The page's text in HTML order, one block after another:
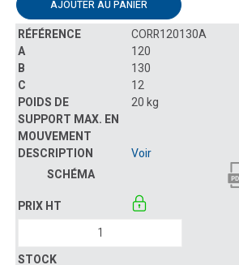
AJOUTER AU PANIER
CORR120130A
120
130
12
20 kg
Voir